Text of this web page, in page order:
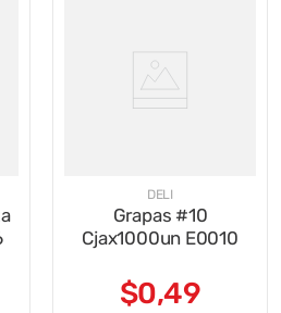
DELI
Grapas #10
Cjax1000un E0010
$0,49